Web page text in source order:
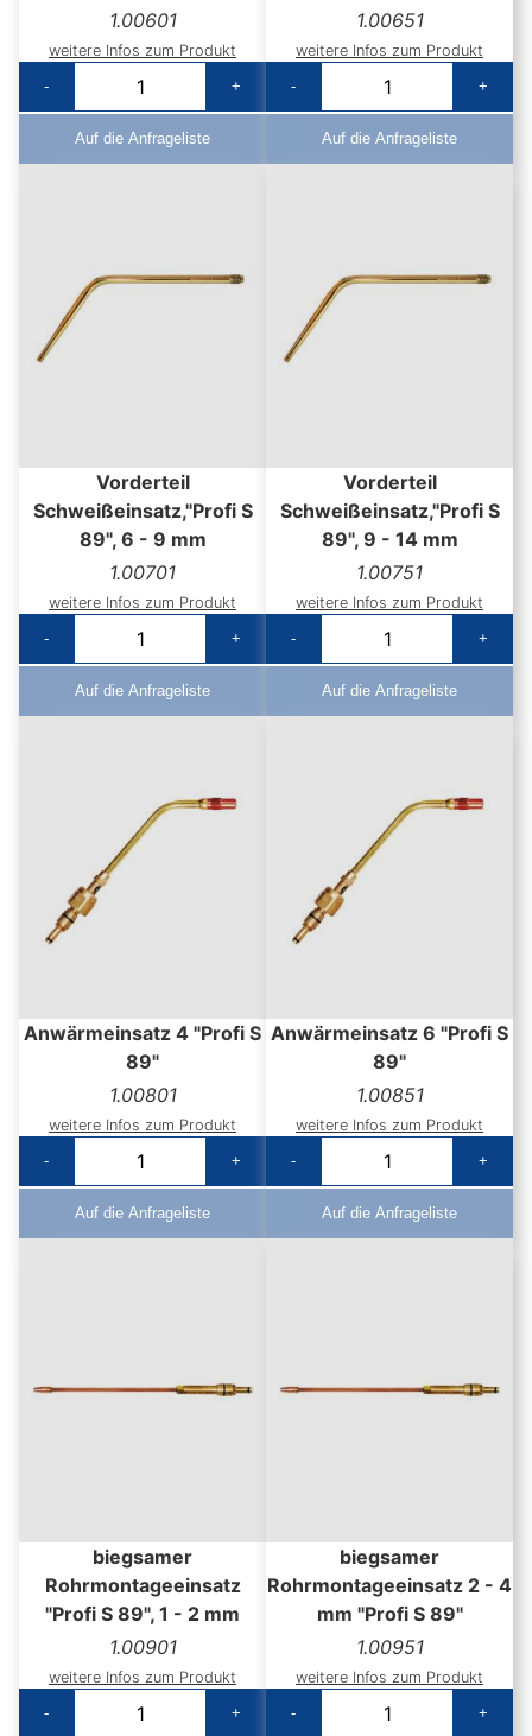
1.00601
weitere Infos zum Produkt
-
+
Auf die Anfrageliste
1.00651
weitere Infos zum Produkt
-
+
Auf die Anfrageliste
Vorderteil
Schweißeinsatz,"Profi S
89", 6 - 9 mm
1.00701
weitere Infos zum Produkt
-
+
Auf die Anfrageliste
Vorderteil
Schweißeinsatz,"Profi S
89", 9 - 14 mm
1.00751
weitere Infos zum Produkt
-
+
Auf die Anfrageliste
Anwärmeinsatz 4 "Profi S
89"
1.00801
weitere Infos zum Produkt
-
+
Auf die Anfrageliste
Anwärmeinsatz 6 "Profi S
89"
1.00851
weitere Infos zum Produkt
-
+
Auf die Anfrageliste
biegsamer
Rohrmontageeinsatz
"Profi S 89", 1 - 2 mm
1.00901
weitere Infos zum Produkt
-
+
biegsamer
Rohrmontageeinsatz 2 - 4
mm "Profi S 89"
1.00951
weitere Infos zum Produkt
-
+